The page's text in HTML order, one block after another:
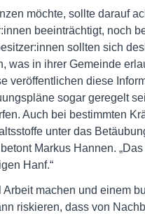
möchte, sollte darauf
beeinträchtigt, noch
sollten sich
was in ihrer Gemeinde
veröffentlichen diese
sogar geregelt
Auch bei bestimmten
unter das
Markus Hannen.
Hanf.“
machen und einem
riskieren, dass von